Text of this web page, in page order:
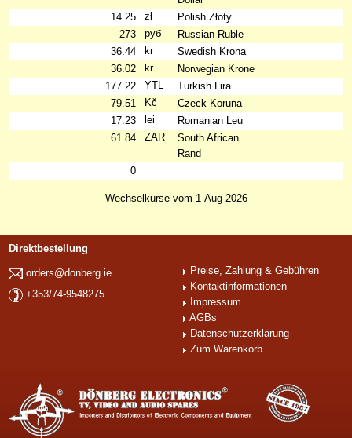
14.25
zł
Polish Złoty
273
руб
Russian Ruble
36.44
kr
Swedish Krona
36.02
kr
Norwegian Krone
177.22
YTL
Turkish Lira
79.51
Kč
Czeck Koruna
17.23
lei
Romanian Leu
61.84
ZAR
South African
Rand
0
Wechselkurse vom 1-Aug-2026
Direktbestellung
orders@donberg.ie
+353/74-9548275
Preise, Zahlung & Gebühren
Kontaktinformationen
Impressum
AGBs
Datenschutzerklärung
Zum Warenkorb